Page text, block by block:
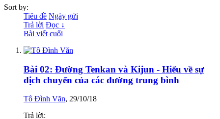
Sort by:
Tiêu đề Ngày gửi
Trả lời Đọc ↓
Bài viết cuối
Bài 02: Đường Tenkan và Kijun - Hiểu về sự
dịch chuyển của các đường trung bình
Tô Đình Văn, 29/10/18
Trả lời: